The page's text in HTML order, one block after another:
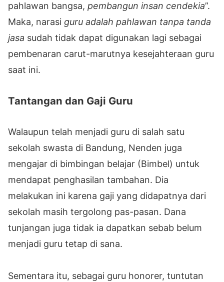
pahlawan bangsa, pembangun insan cendekia”.
Maka, narasi guru adalah pahlawan tanpa tanda
jasa sudah tidak dapat digunakan lagi sebagai
pembenaran carut-marutnya kesejahteraan guru
saat ini.
Tantangan dan Gaji Guru
Walaupun telah menjadi guru di salah satu
sekolah swasta di Bandung, Nenden juga
mengajar di bimbingan belajar (Bimbel) untuk
mendapat penghasilan tambahan. Dia
melakukan ini karena gaji yang didapatnya dari
sekolah masih tergolong pas-pasan. Dana
tunjangan juga tidak ia dapatkan sebab belum
menjadi guru tetap di sana.
Sementara itu, sebagai guru honorer, tuntutan